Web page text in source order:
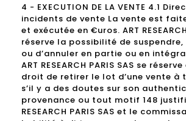
4 - EXECUTION DE LA VENTE 4.1
incidents de vente La vente est
et exécutée en €uros. ART
réserve la possibilité de
ou d’annuler en partie ou en
ART RESEARCH PARIS SAS se
droit de retirer le lot d’une vente à
s’il y a des doutes sur son
provenance ou tout motif 148
RESEARCH PARIS SAS et le